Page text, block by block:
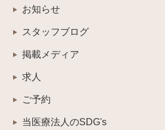
お知らせ
スタッフブログ
掲載メディア
求人
ご予約
当医療法人のSDG's